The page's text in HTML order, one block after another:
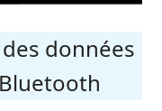
données